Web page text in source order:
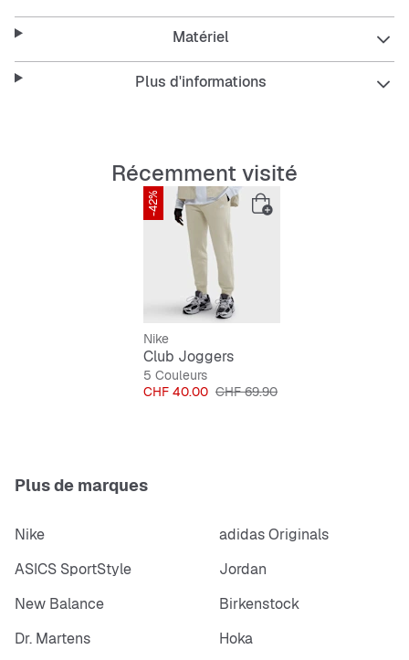
de serrage extérieur.
La poche arrière passepoilée à bouton-pression et les
téléphones.
Matériel
Plus d'informations
Récemment visité
-42%
Nike
Club Joggers
5 Couleurs
Prix
CHF 40.00 Prix original
CHF 69.90
Plus de marques
Nike
adidas Originals
ASICS SportStyle
Jordan
New Balance
Birkenstock
Dr. Martens
Hoka